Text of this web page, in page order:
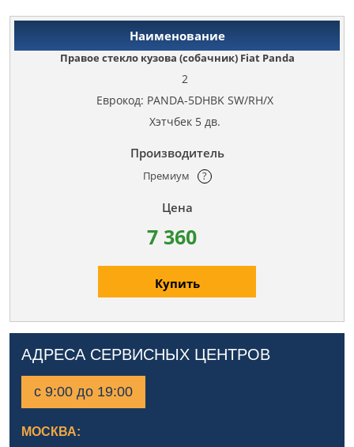
Правое стекло кузова (собачник) Fiat Panda
2
Еврокод: PANDA-5DHBK SW/RH/X
Хэтчбек 5 дв.
Премиум ?
7 360
Купить
АДРЕСА СЕРВИСНЫХ ЦЕНТРОВ
с 9:00 до 19:00
МОСКВА: